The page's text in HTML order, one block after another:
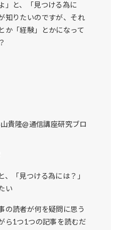
」と、「見つける為に
知りたいのですが、それ
か「経験」とかになって
貴隆@通信講座研究ブロ
、「見つける為には？」
い
の読者が何を疑問に思う
ら1つ1つの記事を読むだ